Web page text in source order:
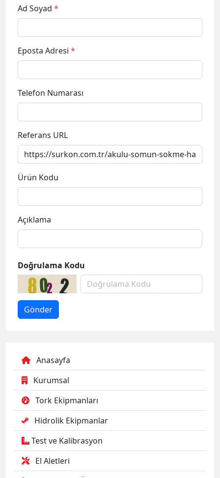
Ad Soyad *
Eposta Adresi *
Telefon Numarası
Referans URL
Ürün Kodu
Açıklama
Doğrulama Kodu
Anasayfa
Kurumsal
Tork Ekipmanları
Hidrolik Ekipmanlar
Test ve Kalibrasyon
El Aletleri